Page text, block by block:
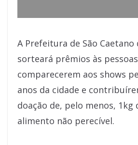
A Prefeitura de São Caetano
sorteará prêmios às
comparecerem aos shows
anos da cidade e
doação de, pelo menos, 1kg
alimento não perecível.